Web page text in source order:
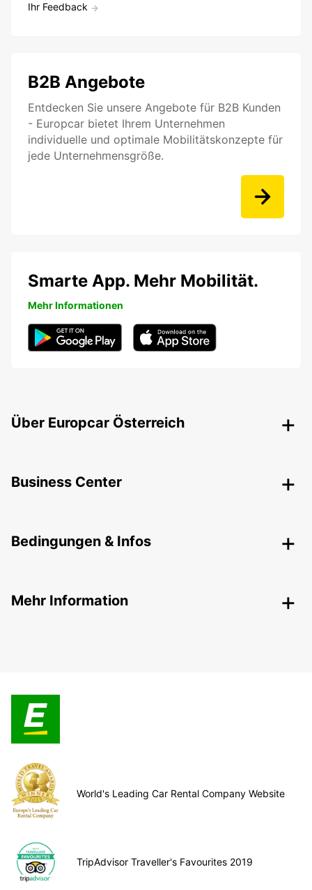
Ihr Feedback
B2B Angebote
Entdecken Sie unsere Angebote für B2B Kunden
- Europcar bietet Ihrem Unternehmen
individuelle und optimale Mobilitätskonzepte für
jede Unternehmensgröße.
Smarte App. Mehr Mobilität.
Mehr Informationen
Über Europcar Österreich
Business Center
Bedingungen & Infos
Mehr Information
World's Leading Car Rental Company Website
TripAdvisor Traveller's Favourites 2019